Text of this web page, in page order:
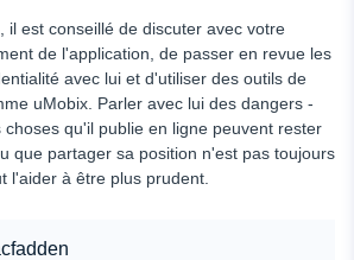
il est conseillé de discuter avec votre
de l'application, de passer en revue les
avec lui et d'utiliser des outils de
uMobix. Parler avec lui des dangers -
qu'il publie en ligne peuvent rester
que partager sa position n'est pas toujours
l'aider à être plus prudent.